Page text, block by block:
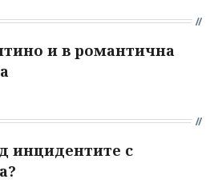
и в романтична
инцидентите с